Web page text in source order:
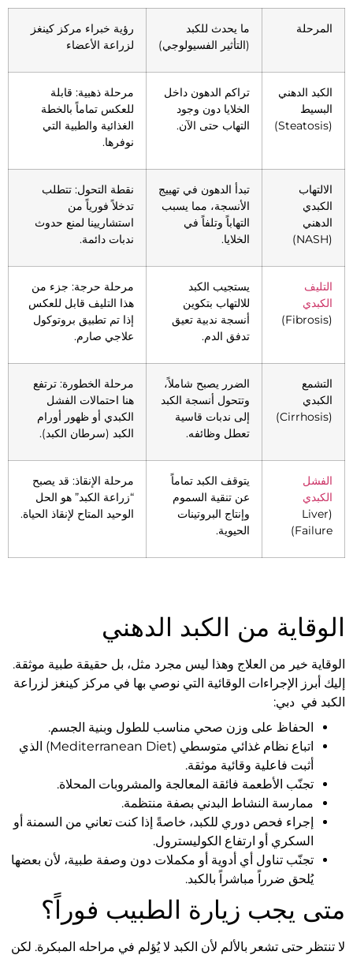
المرحلة
ما يحدث للكبد
(التأثير الفسيولوجي)
رؤية خبراء مركز كينغز
لزراعة الأعضاء
الكبد الدهني
البسيط
(Steatosis)
تراكم الدهون داخل
الخلايا دون وجود
التهاب حتى الآن.
مرحلة ذهبية: قابلة
للعكس تماماً بالخطة
الغذائية والطبية التي
نوفرها.
الالتهاب
الكبدي
الدهني
(NASH)
تبدأ الدهون في تهييج
الأنسجة، مما يسبب
التهاباً وتلفاً في
الخلايا.
نقطة التحول: تتطلب
تدخلاً فورياً من
استشاريينا لمنع حدوث
ندبات دائمة.
التليف
الكبدي
(Fibrosis)
يستجيب الكبد
للالتهاب بتكوين
أنسجة ندبية تعيق
تدفق الدم.
مرحلة حرجة: جزء من
هذا التليف قابل للعكس
إذا تم تطبيق بروتوكول
علاجي صارم.
التشمع
الكبدي
(Cirrhosis)
الضرر يصبح شاملاً،
وتتحول أنسجة الكبد
إلى ندبات قاسية
تعطل وظائفه.
مرحلة الخطورة: ترتفع
هنا احتمالات الفشل
الكبدي أو ظهور أورام
الكبد (سرطان الكبد).
الفشل
الكبدي
(Liver
Failure)
يتوقف الكبد تماماً
عن تنقية السموم
وإنتاج البروتينات
الحيوية.
مرحلة الإنقاذ: قد يصبح
“زراعة الكبد” هو الحل
الوحيد المتاح لإنقاذ الحياة.
الوقاية من الكبد الدهني
الوقاية خير من العلاج وهذا ليس مجرد مثل، بل حقيقة طبية موثقة.
إليك أبرز الإجراءات الوقائية التي نوصي بها في مركز كينغز لزراعة
الكبد في دبي:
الحفاظ على وزن صحي مناسب للطول وبنية الجسم.
اتباع نظام غذائي متوسطي (Mediterranean Diet) الذي
أثبت فاعلية وقائية موثقة.
تجنّب الأطعمة فائقة المعالجة والمشروبات المحلاة.
ممارسة النشاط البدني بصفة منتظمة.
إجراء فحص دوري للكبد، خاصةً إذا كنت تعاني من السمنة أو
السكري أو ارتفاع الكوليسترول.
تجنّب تناول أي أدوية أو مكملات دون وصفة طبية، لأن بعضها
يُلحق ضرراً مباشراً بالكبد.
متى يجب زيارة الطبيب فوراً؟
لا تنتظر حتى تشعر بالألم لأن الكبد لا يُؤلم في مراحله المبكرة. لكن